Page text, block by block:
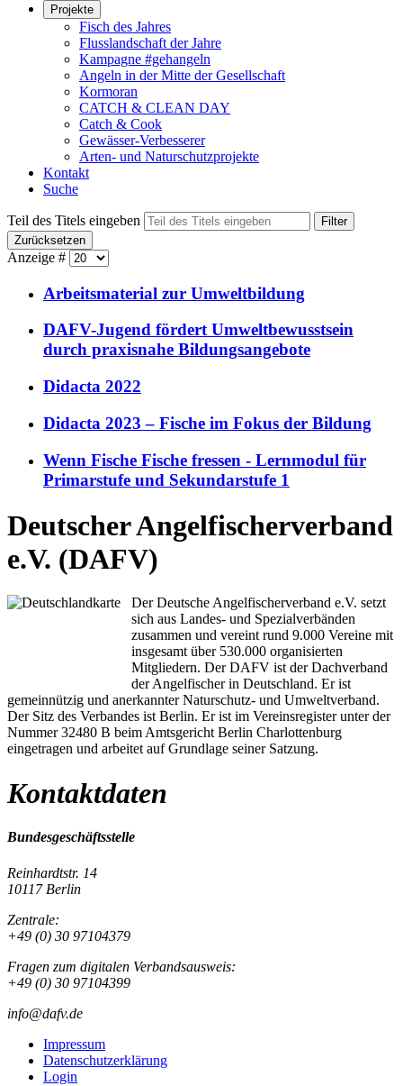
Projekte
Fisch des Jahres
Flusslandschaft der Jahre
Kampagne #gehangeln
Angeln in der Mitte der Gesellschaft
Kormoran
CATCH & CLEAN DAY
Catch & Cook
Gewässer-Verbesserer
Arten- und Naturschutzprojekte
Kontakt
Suche
Teil des Titels eingeben
Filter
Zurücksetzen
Anzeige #
Arbeitsmaterial zur Umweltbildung
DAFV-Jugend fördert Umweltbewusstsein
durch praxisnahe Bildungsangebote
Didacta 2022
Didacta 2023 – Fische im Fokus der Bildung
Wenn Fische Fische fressen - Lernmodul für
Primarstufe und Sekundarstufe 1
Deutscher Angelfischerverband
e.V. (DAFV)
Der Deutsche Angelfischerverband e.V. setzt
sich aus Landes- und Spezialverbänden
zusammen und vereint rund 9.000 Vereine mit
insgesamt über 530.000 organisierten
Mitgliedern. Der DAFV ist der Dachverband
der Angelfischer in Deutschland. Er ist
gemeinnützig und anerkannter Naturschutz- und Umweltverband.
Der Sitz des Verbandes ist Berlin. Er ist im Vereinsregister unter der
Nummer 32480 B beim Amtsgericht Berlin Charlottenburg
eingetragen und arbeitet auf Grundlage seiner Satzung.
Kontaktdaten
Bundesgeschäftsstelle
Reinhardtstr. 14
10117 Berlin
Zentrale:
+49 (0) 30 97104379
Fragen zum digitalen Verbandsausweis:
+49 (0) 30 97104399
info@dafv.de
Impressum
Datenschutzerklärung
Login